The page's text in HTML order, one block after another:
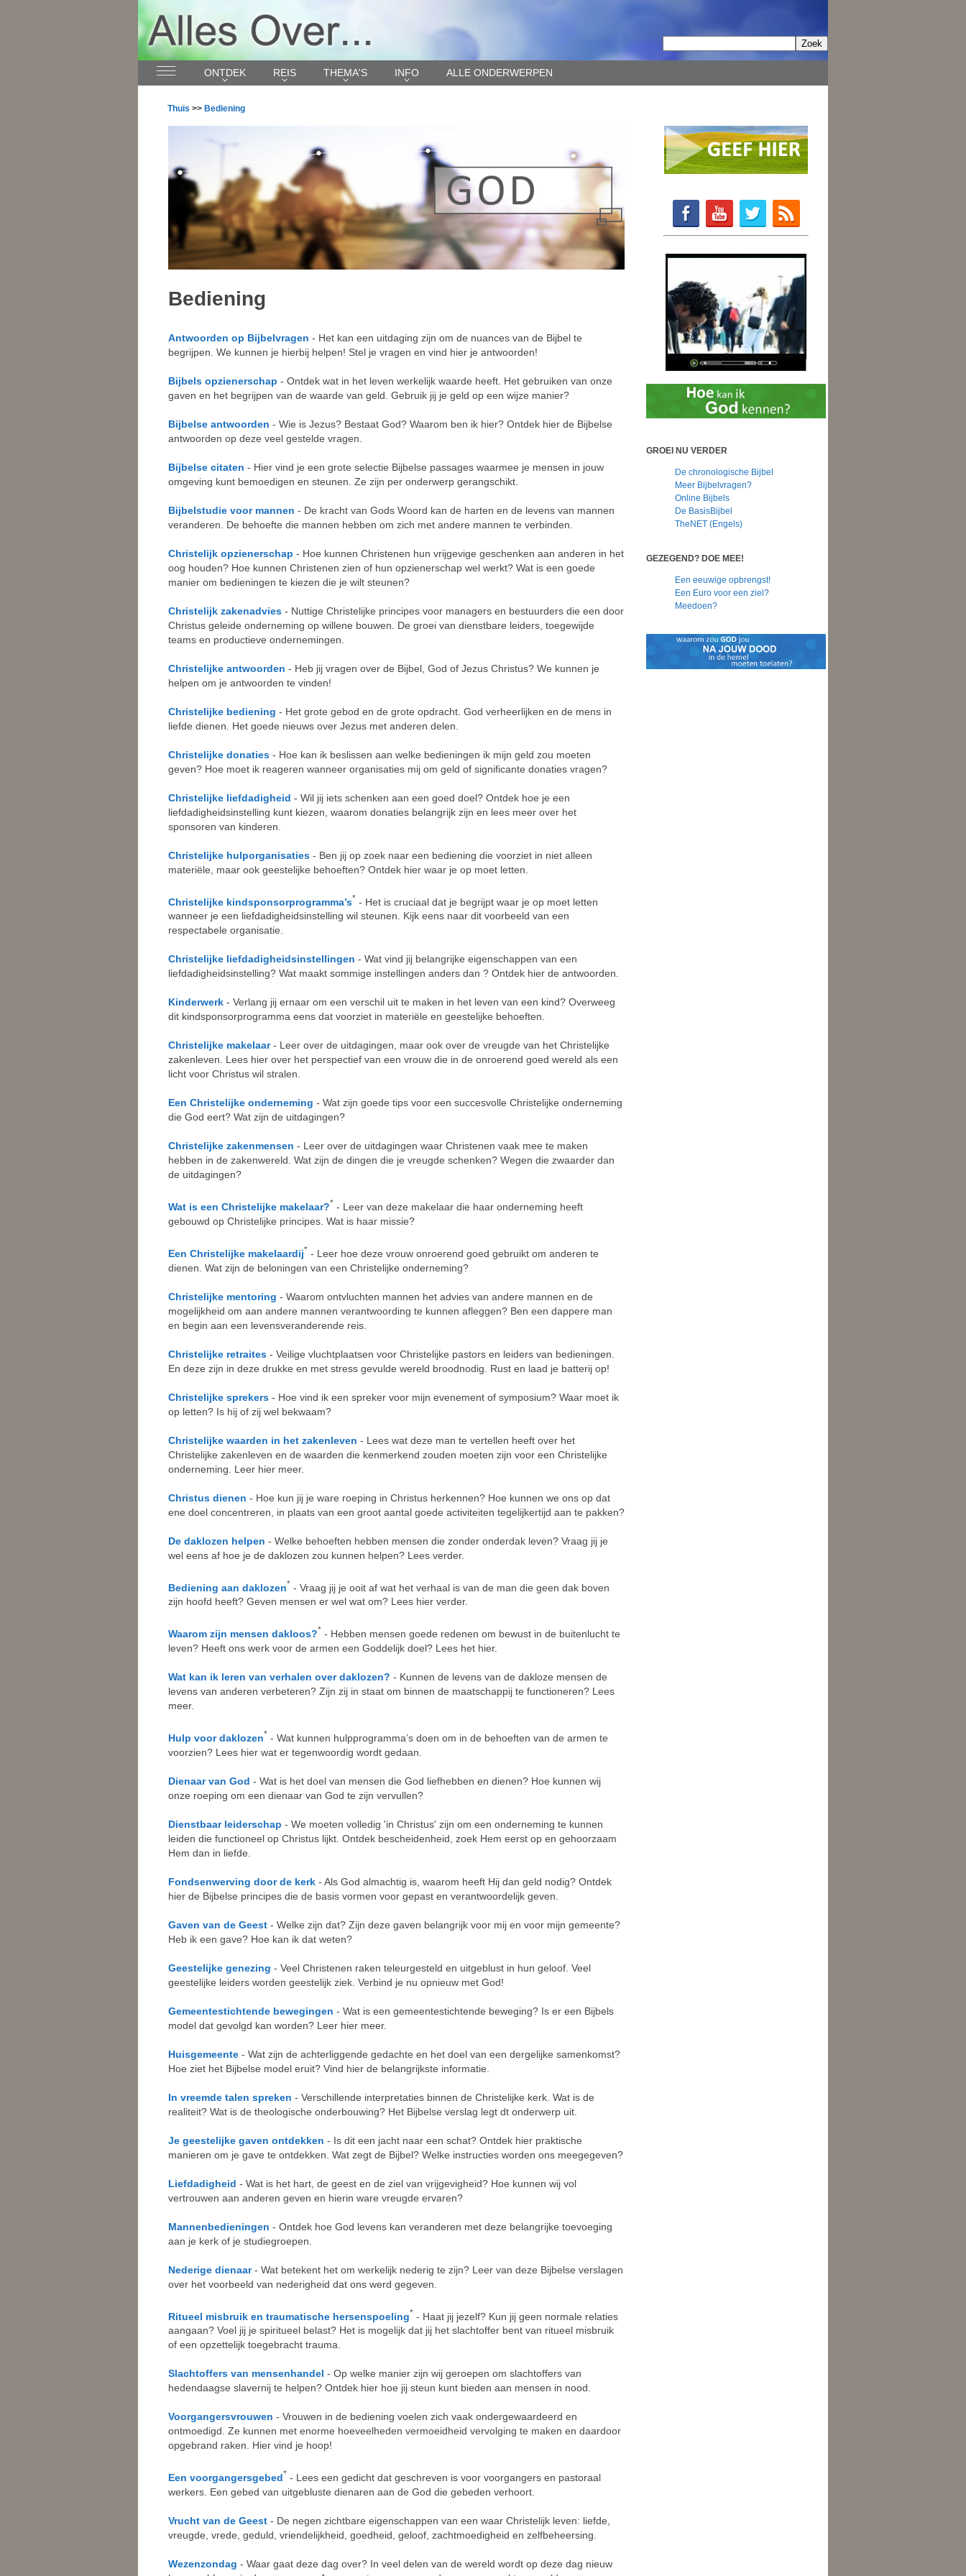
Thuis >> Bediening
Bediening
Antwoorden op Bijbelvragen - Het kan een uitdaging zijn om de nuances van de Bijbel te
begrijpen. We kunnen je hierbij helpen! Stel je vragen en vind hier je antwoorden!
Bijbels opzienerschap - Ontdek wat in het leven werkelijk waarde heeft. Het gebruiken van onze
gaven en het begrijpen van de waarde van geld. Gebruik jij je geld op een wijze manier?
Bijbelse antwoorden - Wie is Jezus? Bestaat God? Waarom ben ik hier? Ontdek hier de Bijbelse
antwoorden op deze veel gestelde vragen.
Bijbelse citaten - Hier vind je een grote selectie Bijbelse passages waarmee je mensen in jouw
omgeving kunt bemoedigen en steunen. Ze zijn per onderwerp gerangschikt.
Bijbelstudie voor mannen - De kracht van Gods Woord kan de harten en de levens van mannen
veranderen. De behoefte die mannen hebben om zich met andere mannen te verbinden.
Christelijk opzienerschap - Hoe kunnen Christenen hun vrijgevige geschenken aan anderen in het
oog houden? Hoe kunnen Christenen zien of hun opzienerschap wel werkt? Wat is een goede
manier om bedieningen te kiezen die je wilt steunen?
Christelijk zakenadvies - Nuttige Christelijke principes voor managers en bestuurders die een door
Christus geleide onderneming op willene bouwen. De groei van dienstbare leiders, toegewijde
teams en productieve ondernemingen.
Christelijke antwoorden - Heb jij vragen over de Bijbel, God of Jezus Christus? We kunnen je
helpen om je antwoorden te vinden!
Christelijke bediening - Het grote gebod en de grote opdracht. God verheerlijken en de mens in
liefde dienen. Het goede nieuws over Jezus met anderen delen.
Christelijke donaties - Hoe kan ik beslissen aan welke bedieningen ik mijn geld zou moeten
geven? Hoe moet ik reageren wanneer organisaties mij om geld of significante donaties vragen?
Christelijke liefdadigheid - Wil jij iets schenken aan een goed doel? Ontdek hoe je een
liefdadigheidsinstelling kunt kiezen, waarom donaties belangrijk zijn en lees meer over het
sponsoren van kinderen.
Christelijke hulporganisaties - Ben jij op zoek naar een bediening die voorziet in niet alleen
materiële, maar ook geestelijke behoeften? Ontdek hier waar je op moet letten.
Christelijke kindsponsorprogramma’s* - Het is cruciaal dat je begrijpt waar je op moet letten
wanneer je een liefdadigheidsinstelling wil steunen. Kijk eens naar dit voorbeeld van een
respectabele organisatie.
Christelijke liefdadigheidsinstellingen - Wat vind jij belangrijke eigenschappen van een
liefdadigheidsinstelling? Wat maakt sommige instellingen anders dan ? Ontdek hier de antwoorden.
Kinderwerk - Verlang jij ernaar om een verschil uit te maken in het leven van een kind? Overweeg
dit kindsponsorprogramma eens dat voorziet in materiële en geestelijke behoeften.
Christelijke makelaar- Leer over de uitdagingen, maar ook over de vreugde van het Christelijke
zakenleven. Lees hier over het perspectief van een vrouw die in de onroerend goed wereld als een
licht voor Christus wil stralen.
Een Christelijke onderneming - Wat zijn goede tips voor een succesvolle Christelijke onderneming
die God eert? Wat zijn de uitdagingen?
Christelijke zakenmensen - Leer over de uitdagingen waar Christenen vaak mee te maken
hebben in de zakenwereld. Wat zijn de dingen die je vreugde schenken? Wegen die zwaarder dan
de uitdagingen?
Wat is een Christelijke makelaar?* - Leer van deze makelaar die haar onderneming heeft
gebouwd op Christelijke principes. Wat is haar missie?
Een Christelijke makelaardij* - Leer hoe deze vrouw onroerend goed gebruikt om anderen te
dienen. Wat zijn de beloningen van een Christelijke onderneming?
Christelijke mentoring - Waarom ontvluchten mannen het advies van andere mannen en de
mogelijkheid om aan andere mannen verantwoording te kunnen afleggen? Ben een dappere man
en begin aan een levensveranderende reis.
Christelijke retraites - Veilige vluchtplaatsen voor Christelijke pastors en leiders van bedieningen.
En deze zijn in deze drukke en met stress gevulde wereld broodnodig. Rust en laad je batterij op!
Christelijke sprekers - Hoe vind ik een spreker voor mijn evenement of symposium? Waar moet ik
op letten? Is hij of zij wel bekwaam?
Christelijke waarden in het zakenleven - Lees wat deze man te vertellen heeft over het
Christelijke zakenleven en de waarden die kenmerkend zouden moeten zijn voor een Christelijke
onderneming. Leer hier meer.
Christus dienen - Hoe kun jij je ware roeping in Christus herkennen? Hoe kunnen we ons op dat
ene doel concentreren, in plaats van een groot aantal goede activiteiten tegelijkertijd aan te pakken?
De daklozen helpen - Welke behoeften hebben mensen die zonder onderdak leven? Vraag jij je
wel eens af hoe je de daklozen zou kunnen helpen? Lees verder.
Bediening aan daklozen* - Vraag jij je ooit af wat het verhaal is van de man die geen dak boven
zijn hoofd heeft? Geven mensen er wel wat om? Lees hier verder.
Waarom zijn mensen dakloos?* - Hebben mensen goede redenen om bewust in de buitenlucht te
leven? Heeft ons werk voor de armen een Goddelijk doel? Lees het hier.
Wat kan ik leren van verhalen over daklozen? - Kunnen de levens van de dakloze mensen de
levens van anderen verbeteren? Zijn zij in staat om binnen de maatschappij te functioneren? Lees
meer.
Hulp voor daklozen* - Wat kunnen hulpprogramma’s doen om in de behoeften van de armen te
voorzien? Lees hier wat er tegenwoordig wordt gedaan.
Dienaar van God - Wat is het doel van mensen die God liefhebben en dienen? Hoe kunnen wij
onze roeping om een dienaar van God te zijn vervullen?
Dienstbaar leiderschap - We moeten volledig 'in Christus' zijn om een onderneming te kunnen
leiden die functioneel op Christus lijkt. Ontdek bescheidenheid, zoek Hem eerst op en gehoorzaam
Hem dan in liefde.
Fondsenwerving door de kerk - Als God almachtig is, waarom heeft Hij dan geld nodig? Ontdek
hier de Bijbelse principes die de basis vormen voor gepast en verantwoordelijk geven.
Gaven van de Geest - Welke zijn dat? Zijn deze gaven belangrijk voor mij en voor mijn gemeente?
Heb ik een gave? Hoe kan ik dat weten?
Geestelijke genezing - Veel Christenen raken teleurgesteld en uitgeblust in hun geloof. Veel
geestelijke leiders worden geestelijk ziek. Verbind je nu opnieuw met God!
Gemeentestichtende bewegingen - Wat is een gemeentestichtende beweging? Is er een Bijbels
model dat gevolgd kan worden? Leer hier meer.
Huisgemeente - Wat zijn de achterliggende gedachte en het doel van een dergelijke samenkomst?
Hoe ziet het Bijbelse model eruit? Vind hier de belangrijkste informatie.
In vreemde talen spreken - Verschillende interpretaties binnen de Christelijke kerk. Wat is de
realiteit? Wat is de theologische onderbouwing? Het Bijbelse verslag legt dt onderwerp uit.
Je geestelijke gaven ontdekken - Is dit een jacht naar een schat? Ontdek hier praktische
manieren om je gave te ontdekken. Wat zegt de Bijbel? Welke instructies worden ons meegegeven?
Liefdadigheid - Wat is het hart, de geest en de ziel van vrijgevigheid? Hoe kunnen wij vol
vertrouwen aan anderen geven en hierin ware vreugde ervaren?
Mannenbedieningen - Ontdek hoe God levens kan veranderen met deze belangrijke toevoeging
aan je kerk of je studiegroepen.
Nederige dienaar- Wat betekent het om werkelijk nederig te zijn? Leer van deze Bijbelse verslagen
over het voorbeeld van nederigheid dat ons werd gegeven.
Ritueel misbruik en traumatische hersenspoeling* - Haat jij jezelf? Kun jij geen normale relaties
aangaan? Voel jij je spiritueel belast? Het is mogelijk dat jij het slachtoffer bent van ritueel misbruik
of een opzettelijk toegebracht trauma.
Slachtoffers van mensenhandel - Op welke manier zijn wij geroepen om slachtoffers van
hedendaagse slavernij te helpen? Ontdek hier hoe jij steun kunt bieden aan mensen in nood.
Voorgangersvrouwen - Vrouwen in de bediening voelen zich vaak ondergewaardeerd en
ontmoedigd. Ze kunnen met enorme hoeveelheden vermoeidheid vervolging te maken en daardoor
opgebrand raken. Hier vind je hoop!
Een voorgangersgebed* - Lees een gedicht dat geschreven is voor voorgangers en pastoraal
werkers. Een gebed van uitgebluste dienaren aan de God die gebeden verhoort.
Vrucht van de Geest - De negen zichtbare eigenschappen van een waar Christelijk leven: liefde,
vreugde, vrede, geduld, vriendelijkheid, goedheid, geloof, zachtmoedigheid en zelfbeheersing.
Wezenzondag - Waar gaat deze dag over? In veel delen van de wereld wordt op deze dag nieuw
GROEI NU VERDER
De chronologische Bijbel
Meer Bijbelvragen?
Online Bijbels
De BasisBijbel
TheNET (Engels)
GEZEGEND? DOE MEE!
Een eeuwige opbrengst!
Een Euro voor een ziel?
Meedoen?
ONTDEK REIS THEMA'S INFO ALLE ONDERWERPEN